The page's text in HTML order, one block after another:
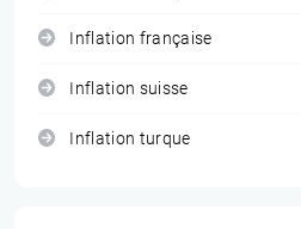
Inflation française
Inflation suisse
Inflation turque